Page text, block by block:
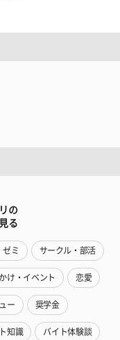
の
る
ゼミ サークル・部活
け・イベント 恋愛
ー 奨学金
知識 バイト体験談